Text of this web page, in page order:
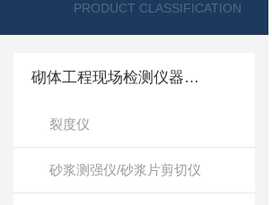
PRODUCT CLASSIFICATION
砌体工程现场检测仪器仪表
裂度仪
砂浆测强仪/砂浆片剪切仪